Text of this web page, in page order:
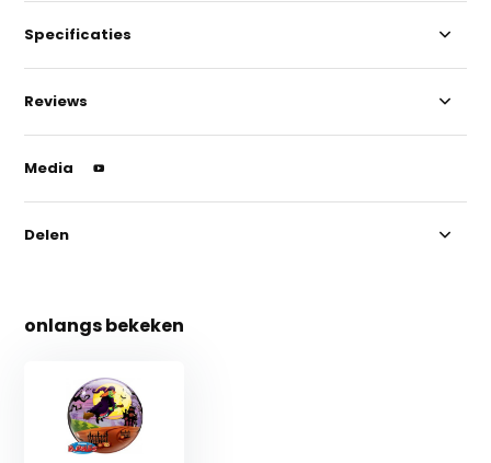
Specificaties
Reviews
Media
Delen
onlangs bekeken